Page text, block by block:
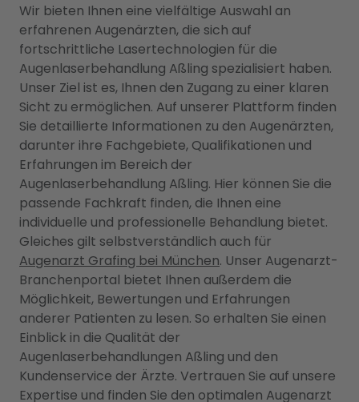
Wir bieten Ihnen eine vielfältige Auswahl an
erfahrenen Augenärzten, die sich auf
fortschrittliche Lasertechnologien für die
Augenlaserbehandlung Aßling spezialisiert haben.
Unser Ziel ist es, Ihnen den Zugang zu einer klaren
Sicht zu ermöglichen. Auf unserer Plattform finden
Sie detaillierte Informationen zu den Augenärzten,
darunter ihre Fachgebiete, Qualifikationen und
Erfahrungen im Bereich der
Augenlaserbehandlung Aßling. Hier können Sie die
passende Fachkraft finden, die Ihnen eine
individuelle und professionelle Behandlung bietet.
Gleiches gilt selbstverständlich auch für
Augenarzt Grafing bei München. Unser Augenarzt-
Branchenportal bietet Ihnen außerdem die
Möglichkeit, Bewertungen und Erfahrungen
anderer Patienten zu lesen. So erhalten Sie einen
Einblick in die Qualität der
Augenlaserbehandlungen Aßling und den
Kundenservice der Ärzte. Vertrauen Sie auf unsere
Expertise und finden Sie den optimalen Augenarzt